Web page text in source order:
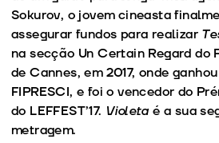
Sokurov, o jovem cineasta
assegurar fundos para realizar
na secção Un Certain Regard do
de Cannes, em 2017, onde
FIPRESCI, e foi o vencedor do
do LEFFEST’17. Violeta é a sua
metragem.